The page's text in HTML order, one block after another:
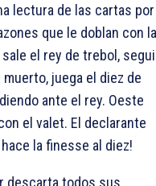
lectura de las cartas
que le doblan con la
el rey de trebol,
juega el diez de
ante el rey. Oeste
el valet. El declarante
la finesse al diez!
descarta todos sus